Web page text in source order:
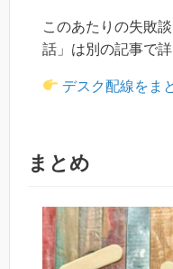
このあたりの失敗
話」は別の記事で
デスク配線をま
まとめ